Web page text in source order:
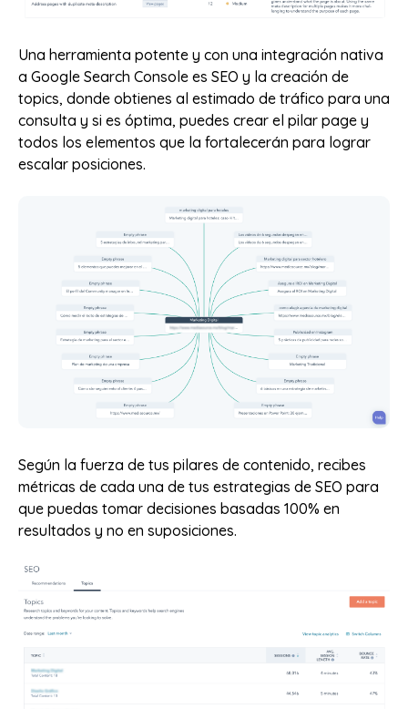
Una herramienta potente y con una integración nativa
a Google Search Console es SEO y la creación de
topics, donde obtienes al estimado de tráfico para una
consulta y si es óptima, puedes crear el pilar page y
todos los elementos que la fortalecerán para lograr
escalar posiciones.
Según la fuerza de tus pilares de contenido, recibes
métricas de cada una de tus estrategias de SEO para
que puedas tomar decisiones basadas 100% en
resultados y no en suposiciones.